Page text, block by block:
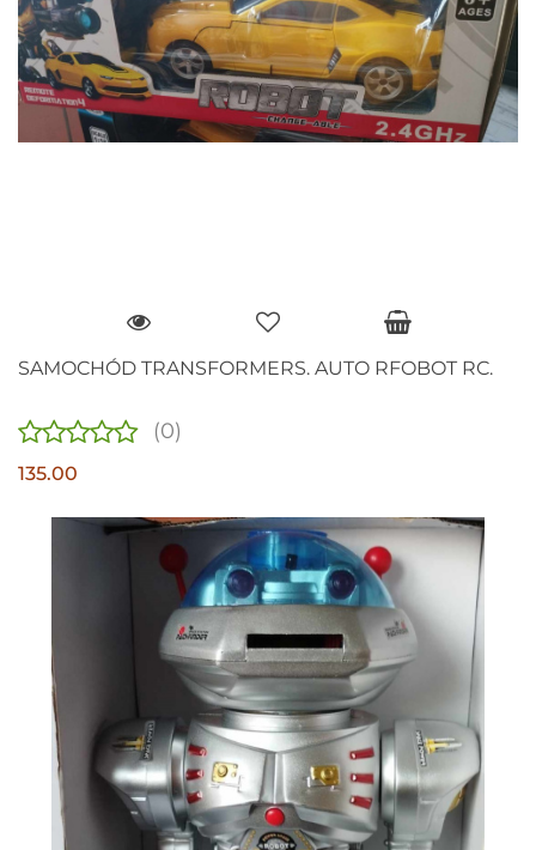
SAMOCHÓD TRANSFORMERS. AUTO RFOBOT RC.
(0)
135.00